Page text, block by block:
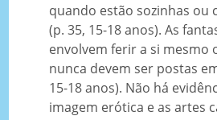
quando estão sozinhas ou
(p. 35, 15-18 anos). As
envolvem ferir a si mesmo
nunca devem ser postas
15-18 anos). Não há
imagem erótica e as artes